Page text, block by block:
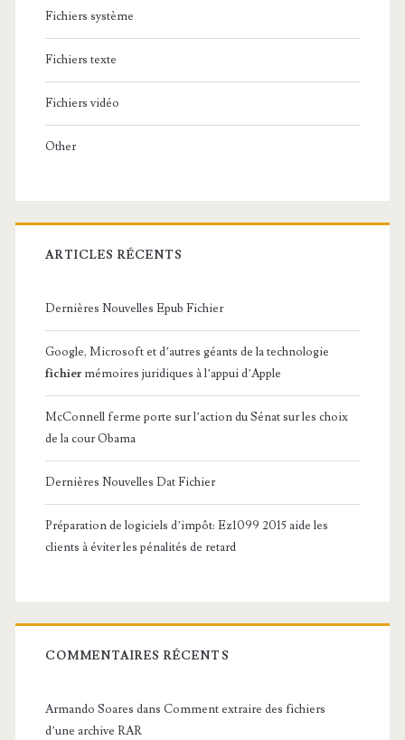
Fichiers système
Fichiers texte
Fichiers vidéo
Other
ARTICLES RÉCENTS
Dernières Nouvelles Epub Fichier
Google, Microsoft et d’autres géants de la technologie
fichier mémoires juridiques à l’appui d’Apple
McConnell ferme porte sur l’action du Sénat sur les choix
de la cour Obama
Dernières Nouvelles Dat Fichier
Préparation de logiciels d’impôt: Ez1099 2015 aide les
clients à éviter les pénalités de retard
COMMENTAIRES RÉCENTS
Armando Soares dans Comment extraire des fichiers
d’une archive RAR